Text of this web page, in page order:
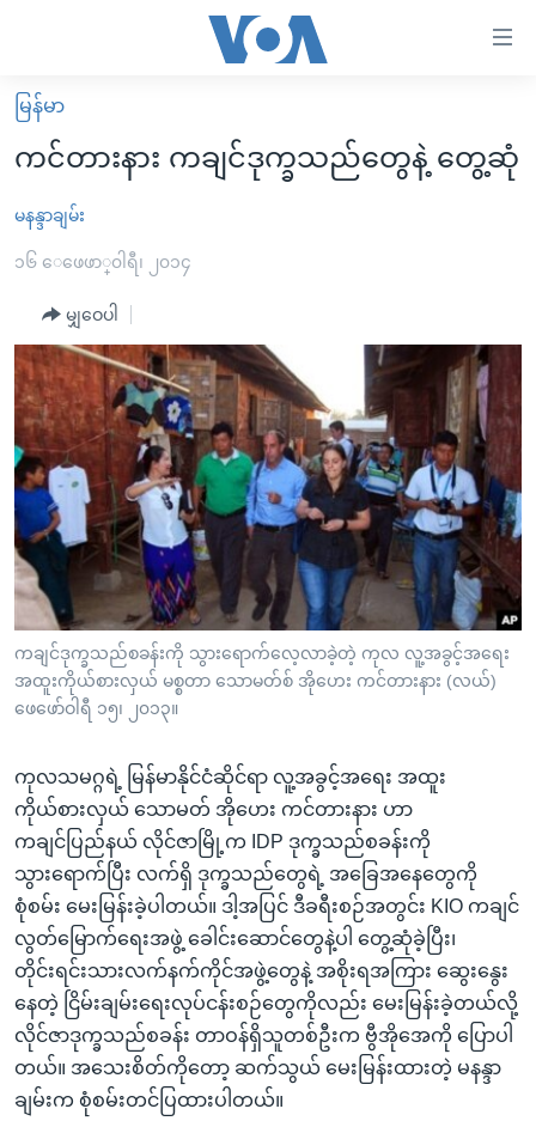
လွယ်ကူ
စေ
Link
များ
အကြောင်းအရာ
သို့
ကျော်
ကြည့်
ရန်
ပင်မ
အ
ညွန်း
စာမျက်နှာ
ကျော်
ကြည့်
ရှာဖွေ
ရန်
နေရာ
သို့
ကျော်
ရန်
မူလစာမျက်နှာ
မြန်မာ
ကမ္ဘာ့သတင်းများ
နိုင်ငံတကာ
တရုတ်
အစ္စရေး-ပါလက်စတိုင်း
ဗွီဒီယို
ရပ်ဝန်းတခု လမ်းတခု အလွန်
အင်္ဂလိပ်စာလေ့လာမယ်
အမေရိကန်သုံးအီဒီယံ
မကြေးမုံရဲ့ အင်္ဂလိပ်စာ
ရုပ်ရှင်ထဲက အင်္ဂလိပ်စာ
သုတပဒေသာ အင်္ဂလိပ်စာ
အပတ်စဉ်ကဏ္ဍများ
ရေဒီယို
တီဗွီ
ရေဒီယိုနှင့်ရုပ်သံ အချက်အလက်များ
ရေဒီယို/တီဗွီအစီအစဉ်
Learning English
ဗွီအိုအေ လူမှုကွန်ယက်များ
မြန်မာ
ကင်တားနား ကချင်ဒုက္ခသည်တွေနဲ့ တွေ့ဆုံ
မနန္ဒာချမ်း
၁၆ ေဖေဖာ္၀ါရီ၊ ၂၀၁၄
မျှဝေပါ
ကချင်ဒုက္ခသည်စခန်းကို သွားရောက်လေ့လာခဲ့တဲ့ ကုလ လူ့အခွင့်အရေး
အထူးကိုယ်စားလှယ် မစ္စတာ သောမတ်စ် အိုဟေး ကင်တားနား (လယ်)
ဖေဖော်ဝါရီ ၁၅၊ ၂၀၁၃။
ကုလသမဂ္ဂရဲ့ မြန်မာနိုင်ငံဆိုင်ရာ လူ့အခွင့်အရေး အထူး
ကိုယ်စားလှယ် သောမတ် အိုဟေး ကင်တားနား ဟာ
ကချင်ပြည်နယ် လိုင်ဇာမြို့က IDP ဒုက္ခသည်စခန်းကို
သွားရောက်ပြီး လက်ရှိ ဒုက္ခသည်တွေရဲ့ အခြေအနေတွေကို
စုံစမ်း မေးမြန်းခဲ့ပါတယ်။ ဒါ့အပြင် ဒီခရီးစဉ်အတွင်း KIO ကချင်
လွတ်မြောက်ရေးအဖွဲ့ ခေါင်းဆောင်တွေနဲ့ပါ တွေ့ဆုံခဲ့ပြီး၊
တိုင်းရင်းသားလက်နက်ကိုင်အဖွဲ့တွေနဲ့ အစိုးရအကြား ဆွေးနွေး
နေတဲ့ ငြိမ်းချမ်းရေးလုပ်ငန်းစဉ်တွေကိုလည်း မေးမြန်းခဲ့တယ်လို့
လိုင်ဇာဒုက္ခသည်စခန်း တာဝန်ရှိသူတစ်ဦးက ဗွီအိုအေကို ပြောပါ
တယ်။ အသေးစိတ်ကိုတော့ ဆက်သွယ် မေးမြန်းထားတဲ့ မနန္ဒာ
ချမ်းက စုံစမ်းတင်ပြထားပါတယ်။